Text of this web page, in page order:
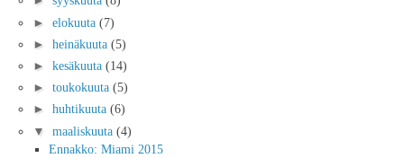
► elokuuta (7)
► heinäkuuta (5)
► kesäkuuta (14)
► toukokuuta (5)
► huhtikuuta (6)
▼ maaliskuuta (4)
Ennakko: Miami 2015